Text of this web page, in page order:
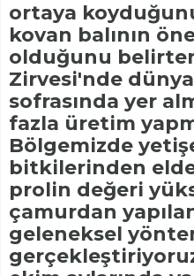
ortaya
kovan balının
olduğunu
Zirvesi'nde
sofrasında yer
fazla üretim
Bölgemizde
bitkilerinden
prolin değeri
çamurdan
geleneksel